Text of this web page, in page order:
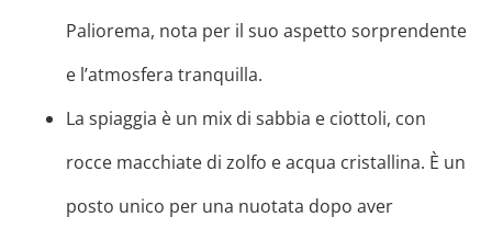
Paliorema, nota per il suo aspetto sorprendente
e l’atmosfera tranquilla.
La spiaggia è un mix di sabbia e ciottoli, con
rocce macchiate di zolfo e acqua cristallina. È un
posto unico per una nuotata dopo aver